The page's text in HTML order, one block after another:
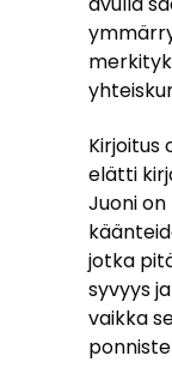
Kirjoitus
elätti
Juoni
jotka
syvyys
vaikka